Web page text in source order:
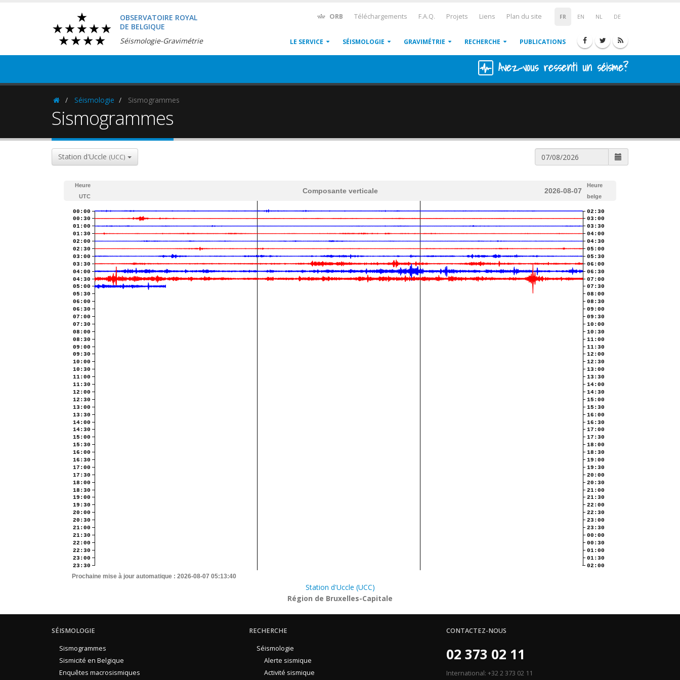
OBSERVATOIRE ROYAL
DE BELGIQUE
Séismologie-Gravimétrie
FR EN NL DE
ORB Téléchargements F.A.Q. Projets Liens Plan du site
LE SERVICE SÉISMOLOGIE GRAVIMÉTRIE RECHERCHE PUBLICATIONS
Avez-vous ressenti un séisme?
HomepageSéismologie Sismogrammes
Sismogrammes
Station d'Uccle (UCC)
Heure
UTC
Composante verticale 2026-08-07
Heure
belge
00:00
00:30
01:00
01:30
02:00
02:30
03:00
03:30
04:00
04:30
05:00
05:30
06:00
06:30
07:00
07:30
08:00
08:30
09:00
09:30
10:00
10:30
11:00
11:30
12:00
12:30
13:00
13:30
14:00
14:30
15:00
15:30
16:00
16:30
17:00
17:30
18:00
18:30
19:00
19:30
20:00
20:30
21:00
21:30
22:00
22:30
23:00
23:30
02:30
03:00
03:30
04:00
04:30
05:00
05:30
06:00
06:30
07:00
07:30
08:00
08:30
09:00
09:30
10:00
10:30
11:00
11:30
12:00
12:30
13:00
13:30
14:00
14:30
15:00
15:30
16:00
16:30
17:00
17:30
18:00
18:30
19:00
19:30
20:00
20:30
21:00
21:30
22:00
22:30
23:00
23:30
00:00
00:30
01:00
01:30
02:00
Prochaine mise à jour automatique : 2026-08-07 05:13:40
Station d'Uccle (UCC)
Région de Bruxelles-Capitale
SÉISMOLOGIE
Sismogrammes
Sismicité en Belgique
Enquêtes macrosismiques
RECHERCHE
Séismologie
Alerte sismique
Activité sismique
CONTACTEZ-NOUS
02 373 02 11
International: +32 2 373 02 11